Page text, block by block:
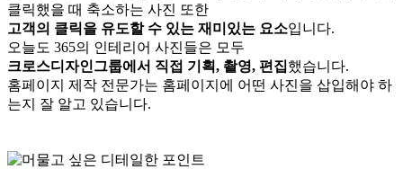
클릭했을 때 축소하는 사진 또한
고객의 클릭을 유도할 수 있는 재미있는 요소입니다.
오늘도 365의 인테리어 사진들은 모두
크로스디자인그룹에서 직접 기획, 촬영, 편집했습니다.
홈페이지 제작 전문가는 홈페이지에 어떤 사진을 삽입해야 하
는지 잘 알고 있습니다.